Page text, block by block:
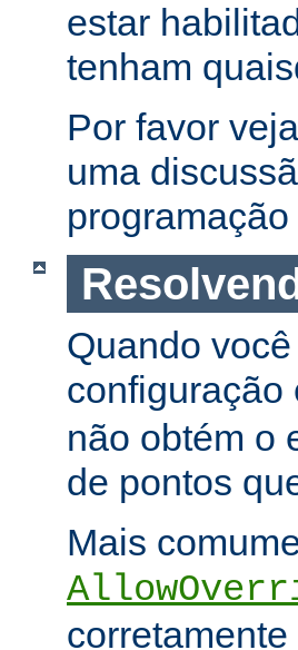
estar
tenham
Por favor
uma
Quando
não obtém o
de pontos
Mais